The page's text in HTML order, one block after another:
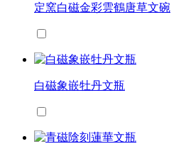
定窯白磁金彩雲鶴唐草文碗
白磁象嵌牡丹文瓶